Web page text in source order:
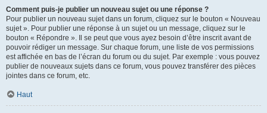
Comment puis-je publier un nouveau sujet ou une réponse ?
Pour publier un nouveau sujet dans un forum, cliquez sur le bouton « Nouveau
sujet ». Pour publier une réponse à un sujet ou un message, cliquez sur le
bouton « Répondre ». Il se peut que vous ayez besoin d’être inscrit avant de
pouvoir rédiger un message. Sur chaque forum, une liste de vos permissions
est affichée en bas de l’écran du forum ou du sujet. Par exemple : vous pouvez
publier de nouveaux sujets dans ce forum, vous pouvez transférer des pièces
jointes dans ce forum, etc.
Haut